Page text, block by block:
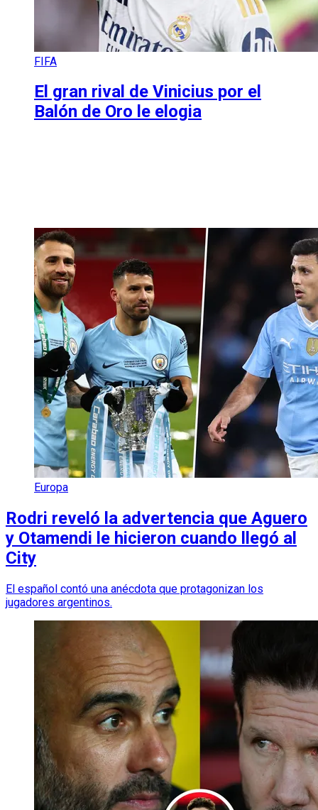
FIFA
El gran rival de Vinicius por el
Balón de Oro le elogia
Europa
Rodri reveló la advertencia que Aguero
y Otamendi le hicieron cuando llegó al
City
El español contó una anécdota que protagonizan los
jugadores argentinos.